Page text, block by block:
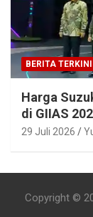
BERITA TERKINI
Harga
di GIIAS
29 Juli 2026
Copyright ©